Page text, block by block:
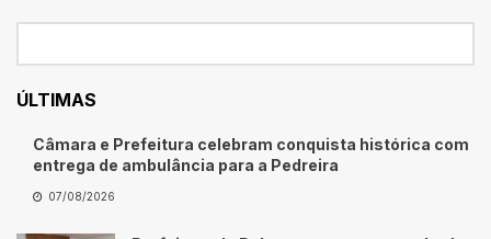
ÚLTIMAS
Câmara e Prefeitura celebram conquista histórica com
entrega de ambulância para a Pedreira
07/08/2026